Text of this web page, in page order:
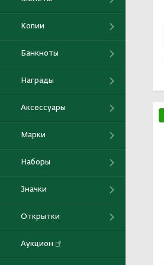
Копии
Банкноты
Награды
Аксессуары
Марки
Наборы
Значки
Открытки
Аукцион